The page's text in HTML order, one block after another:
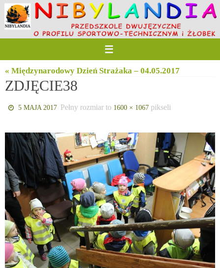
Przejdź
do
treści
« Międzynarodowy Dzień Strażaka – 04.05.2017
ZDJĘCIE38
5 MAJA 2017 Pełny rozmiar to 1600 × 1067 pikseli